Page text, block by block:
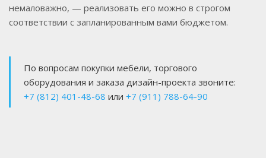
немаловажно, — реализовать его можно в строгом
соответствии с запланированным вами бюджетом.
По вопросам покупки мебели, торгового
оборудования и заказа дизайн-проекта звоните:
+7 (812) 401-48-68 или +7 (911) 788-64-90